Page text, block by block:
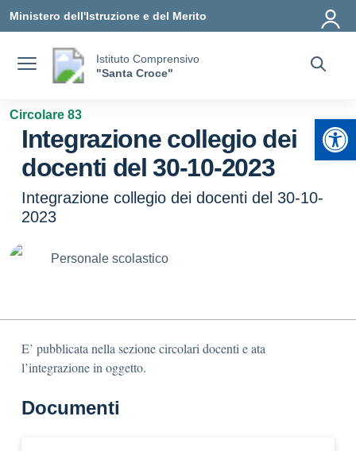
Ministero dell'Istruzione e del Merito
Istituto Comprensivo
"Santa Croce"
Circolare 83
Integrazione collegio dei
docenti del 30-10-2023
Integrazione collegio dei docenti del 30-10-
2023
Personale scolastico
E’ pubblicata nella sezione circolari docenti e ata
l’integrazione in oggetto.
Documenti